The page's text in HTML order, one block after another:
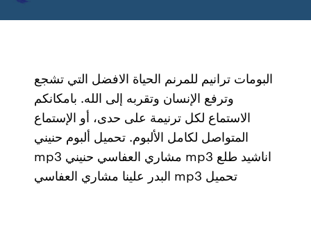
البومات ترانيم للمرنم الحياة الافضل التي تشجع
وترفع الإنسان وتقربه إلى الله. بامكانكم
الاستماع لكل ترنيمة على حدى، أو الإستماع
المتواصل لكامل الألبوم. تحميل ألبوم حنيني
mp3 مشاري العفاسي حنيني mp3 اناشيد طلع
البدر علينا مشاري العفاسي mp3 تحميل